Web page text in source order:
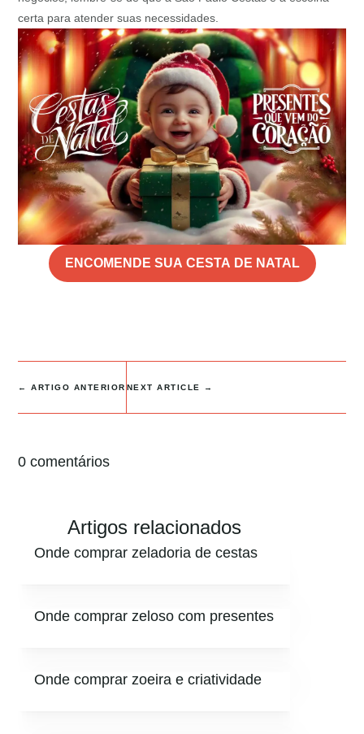
certa para atender suas necessidades.
ENCOMENDE SUA CESTA DE NATAL
←ARTIGO ANTERIOR NEXT ARTICLE →
0 comentários
Artigos relacionados
Onde comprar zeladoria de cestas
Onde comprar zeloso com presentes
Onde comprar zoeira e criatividade